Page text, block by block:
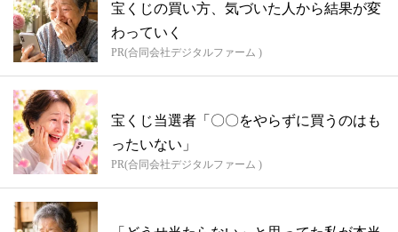
宝くじの買い方、気づいた人から結果が変
わっていく
PR(合同会社デジタルファーム )
宝くじ当選者「〇〇をやらずに買うのはも
ったいない」
PR(合同会社デジタルファーム )